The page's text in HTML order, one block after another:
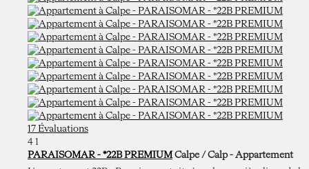
17 Évaluations
4 1
PARAISOMAR - *22B PREMIUM Calpe / Calp - Appartement